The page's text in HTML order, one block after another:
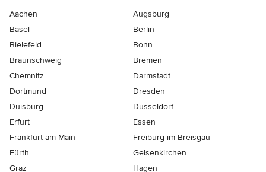
Aachen
Augsburg
Basel
Berlin
Bielefeld
Bonn
Braunschweig
Bremen
Chemnitz
Darmstadt
Dortmund
Dresden
Duisburg
Düsseldorf
Erfurt
Essen
Frankfurt am Main
Freiburg-im-Breisgau
Fürth
Gelsenkirchen
Graz
Hagen